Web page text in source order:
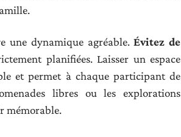
une dynamique agréable.Évitez de
planifiées. Laisser un espace
et permet à chaque participant de
libres ou les explorations
mémorable.